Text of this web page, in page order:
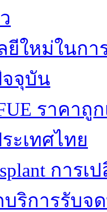
ยีใหม่ในก
จุบัน
ราคาถู
ะเทศไทย
กา
บริการรับ